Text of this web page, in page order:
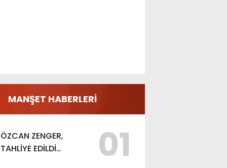
MANŞET HABERLERİ
ÖZCAN ZENGER,
TAHLİYE EDİLDİ…
01